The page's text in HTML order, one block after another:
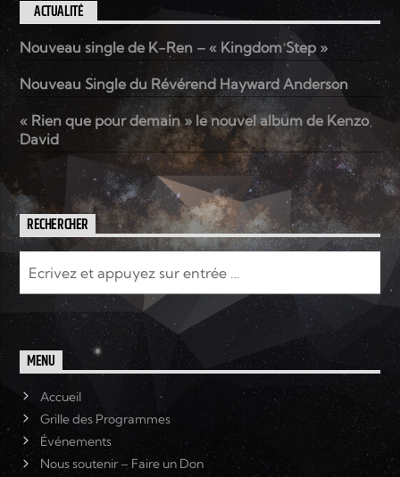
ACTUALITÉ
Nouveau single de K-Ren – « Kingdom Step »
Nouveau Single du Révérend Hayward Anderson
« Rien que pour demain » le nouvel album de Kenzo
David
RECHERCHER
MENU
Accueil
Grille des Programmes
Événements
Nous soutenir – Faire un Don